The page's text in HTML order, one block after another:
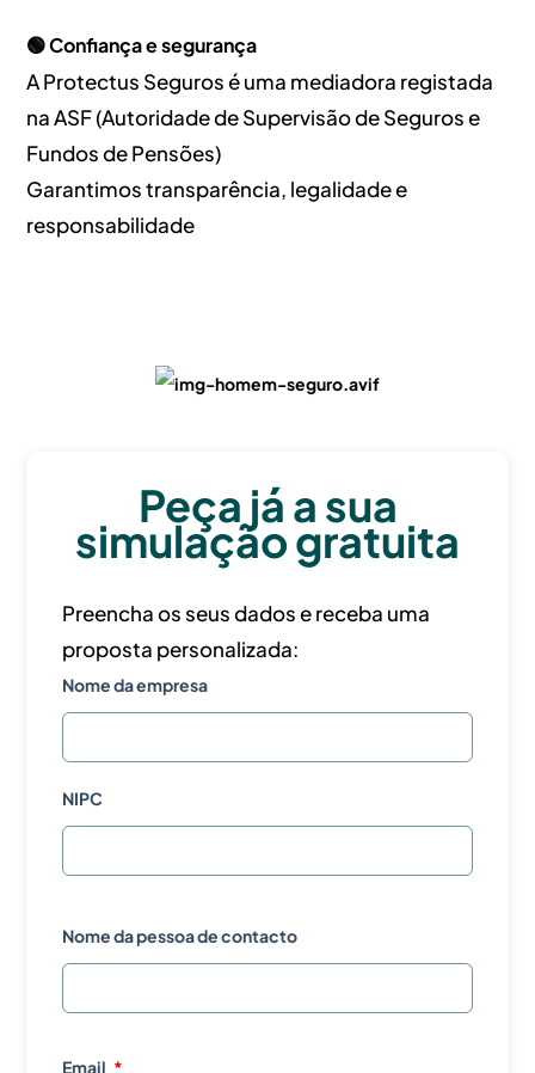
🟢 Confiança e segurança
A Protectus Seguros é uma mediadora registada
na ASF (Autoridade de Supervisão de Seguros e
Fundos de Pensões)
Garantimos transparência, legalidade e
responsabilidade
Peça já a sua
simulação gratuita
Preencha os seus dados e receba uma
proposta personalizada:
Nome da empresa
NIPC
Nome da pessoa de contacto
Email